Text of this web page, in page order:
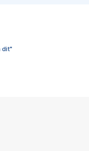
dit"